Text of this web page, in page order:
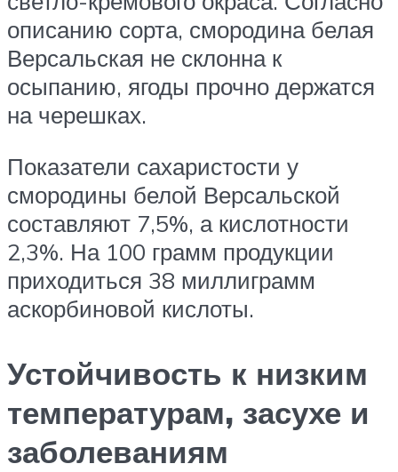
описанию сорта, смородина белая
Версальская не склонна к
осыпанию, ягоды прочно держатся
на черешках.
Показатели сахаристости у
смородины белой Версальской
составляют 7,5%, а кислотности
2,3%. На 100 грамм продукции
приходиться 38 миллиграмм
аскорбиновой кислоты.
Устойчивость к низким
температурам, засухе и
заболеваниям